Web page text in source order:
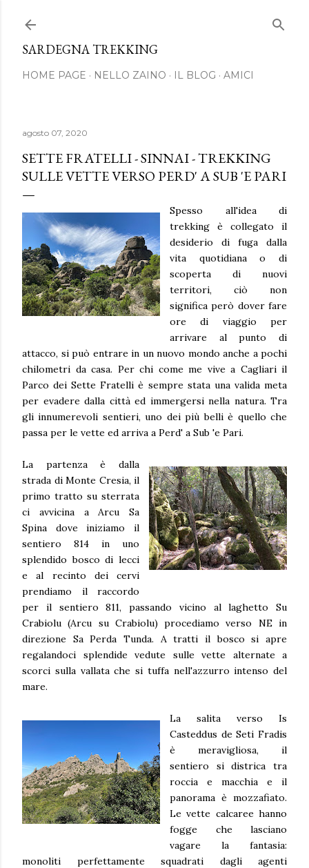
SARDEGNA TREKKING
HOME PAGE NELLO ZAINO IL BLOG AMICI
agosto 07, 2020
SETTE FRATELLI - SINNAI - TREKKING
SULLE VETTE VERSO PERD' A SUB 'E PARI
Spesso all'idea di
trekking è collegato il
desiderio di fuga dalla
vita quotidiana o di
scoperta di nuovi
territori, ciò non
significa però dover fare
ore di viaggio per
arrivare al punto di
attacco, si può entrare in un nuovo mondo anche a pochi
chilometri da casa. Per chi come me vive a Cagliari il
Parco dei Sette Fratelli è sempre stata una valida meta
per evadere dalla città ed immergersi nella natura. Tra
gli innumerevoli sentieri, uno dei più belli è quello che
passa per le vette ed arriva a Perd' a Sub 'e Pari.
La partenza è dalla
strada di Monte Cresia, il
primo tratto su sterrata
ci avvicina a Arcu Sa
Spina dove iniziamo il
sentiero 814 in uno
splendido bosco di lecci
e al recinto dei cervi
prendiamo il raccordo
per il sentiero 811, passando vicino al laghetto Su
Crabiolu (Arcu su Crabiolu) procediamo verso NE in
direzione Sa Perda Tunda. A tratti il bosco si apre
regalandoci splendide vedute sulle vette alternate a
scorci sulla vallata che si tuffa nell'azzurro intenso del
mare.
La salita verso Is
Casteddus de Seti Fradis
è meravigliosa, il
sentiero si districa tra
roccia e macchia e il
panorama è mozzafiato.
Le vette calcaree hanno
fogge che lasciano
vagare la fantasia:
monoliti perfettamente squadrati dagli agenti